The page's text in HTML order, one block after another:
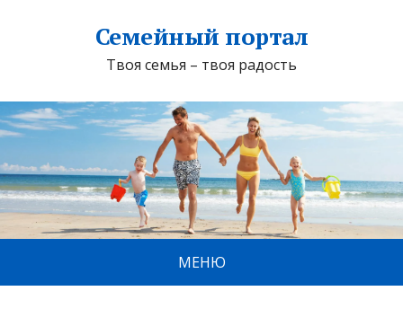
Семейный портал
Твоя семья – твоя радость
МЕНЮ